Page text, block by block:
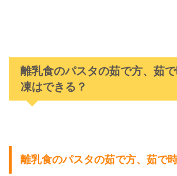
離乳食のパスタの茹で方、茹
凍はできる？
離乳食のパスタの茹で方、茹で